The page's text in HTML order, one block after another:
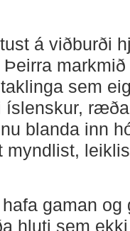
á viðburði
sem
íslenskur,
blanda inn
gaman og
sem ekki